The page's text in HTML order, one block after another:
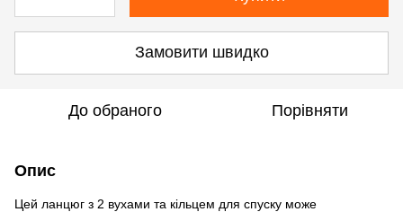
Замовити швидко
До обраного Порівняти
Опис
Цей ланцюг з 2 вухами та кільцем для спуску може